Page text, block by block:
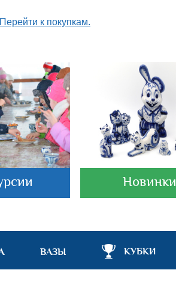
Перейти к покупкам.
Новинки
ВАЗЫ КУБКИ